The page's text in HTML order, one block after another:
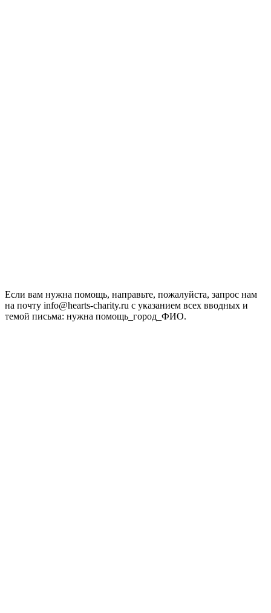
Если вам нужна помощь, направьте, пожалуйста, запрос нам
на почту info@hearts-charity.ru с указанием всех вводных и
темой письма: нужна помощь_город_ФИО.